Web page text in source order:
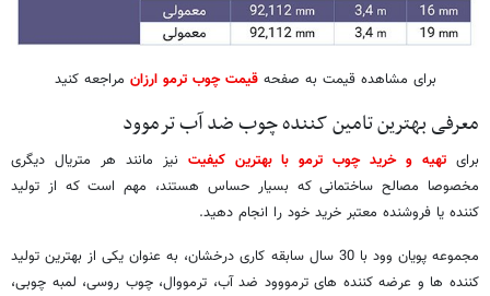
برای مشاهده قیمت به صفحهقیمت چوب ترمو ارزان مراجعه کنید
معرفی بهترین تامین کننده چوب ضد آب ترموود
برای تهیه و خرید چوب ترمو با بهترین کیفیت نیز مانند هر متریال دیگری
مخصوصا مصالح ساختمانی که بسیار حساس هستند، مهم است که از تولید
کننده یا فروشنده معتبر خرید خود را انجام دهید.
مجموعه پویان وود با 30 سال سابقه کاری درخشان، به عنوان یکی از بهترین تولید
کننده ها و عرضه کننده های ترمووود ضد آب، ترمووال، چوب روسی، لمبه چوبی،